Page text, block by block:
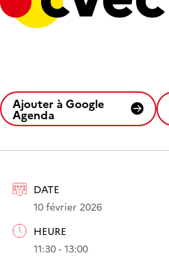
DATE
10 février 2026
HEURE
11:30 - 13:00
Ajouter à Google
Agenda